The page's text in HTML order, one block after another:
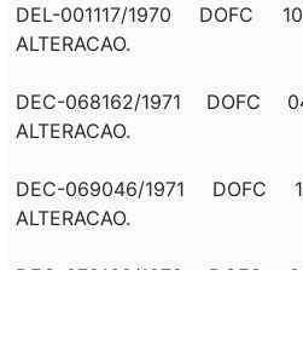
DEL-001117/1970 DOFC
ALTERACAO.
DEC-068162/1971 DOFC
ALTERACAO.
DEC-069046/1971 DOFC
ALTERACAO.
DEC-070162/1972 DOFC